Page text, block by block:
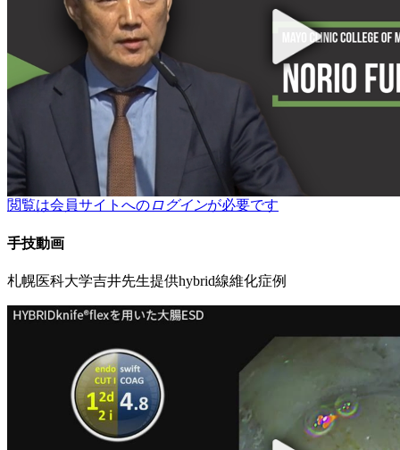
閲覧は会員サイトへのログインが必要です
手技動画
札幌医科大学吉井先生提供hybrid線維化症例